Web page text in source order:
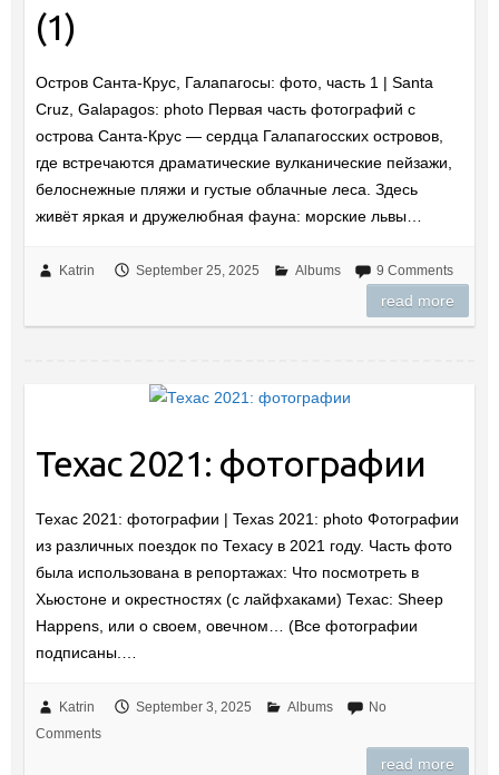
(1)
Остров Санта-Крус, Галапагосы: фото, часть 1 | Santa
Cruz, Galapagos: photo Первая часть фотографий с
острова Санта-Крус — сердца Галапагосских островов,
где встречаются драматические вулканические пейзажи,
белоснежные пляжи и густые облачные леса. Здесь
живёт яркая и дружелюбная фауна: морские львы…
Katrin September 25, 2025 Albums 9 Comments
read more
Техас 2021: фотографии
Техас 2021: фотографии | Texas 2021: photo Фотографии
из различных поездок по Техасу в 2021 году. Часть фото
была использована в репортажах: Что посмотреть в
Хьюстоне и окрестностях (с лайфхаками) Техас: Sheep
Happens, или о своем, овечном… (Все фотографии
подписаны.…
Katrin September 3, 2025 Albums
No
Comments
read more